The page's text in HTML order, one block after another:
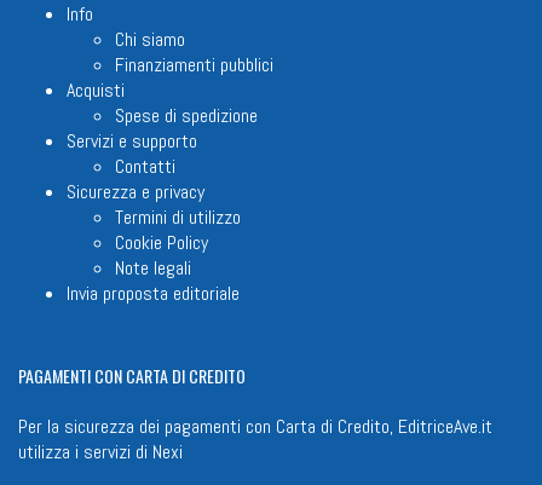
Info
Chi siamo
Finanziamenti pubblici
Acquisti
Spese di spedizione
Servizi e supporto
Contatti
Sicurezza e privacy
Termini di utilizzo
Cookie Policy
Note legali
Invia proposta editoriale
PAGAMENTICON CARTA DI CREDITO
Per la sicurezza dei pagamenti con Carta di Credito, EditriceAve.it
utilizza i servizi di Nexi